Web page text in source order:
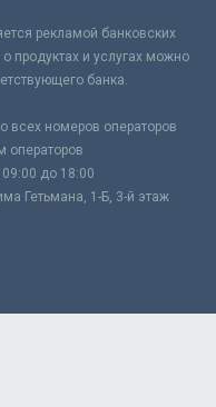
рекламой банковских
продуктах и услугах можно
банка.
всех номеров операторов
операторов
до 18:00
Гетьмана, 1-Б, 3-й этаж